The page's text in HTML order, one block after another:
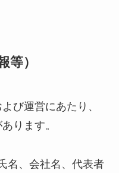
等）
び運営にあたり、
ります。
名、会社名、代表者